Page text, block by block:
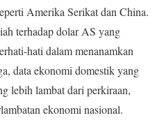
Amerika Serikat dan China.
terhadap dolar AS yang
hati dalam menanamkan
data ekonomi domestik yang
lebih lambat dari perkiraan,
ekonomi nasional.